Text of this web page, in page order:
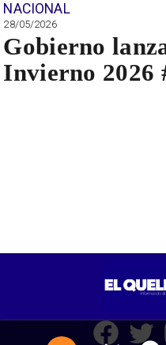
NACIONAL
28/05/2026
Gobierno
Invierno 2026